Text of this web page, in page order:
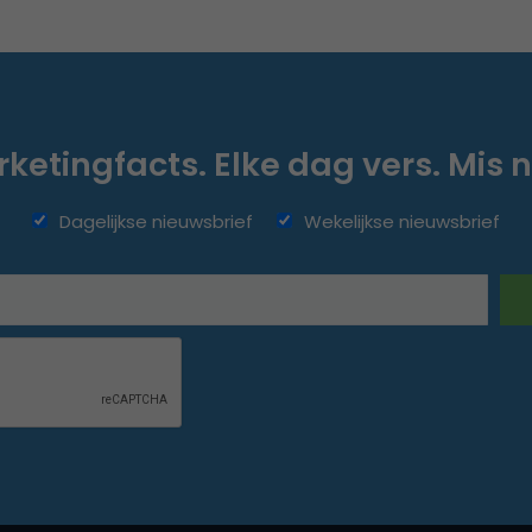
Elke dag vers. Mis
Dagelijkse nieuwsbrief Wekelijkse nieuwsbrief